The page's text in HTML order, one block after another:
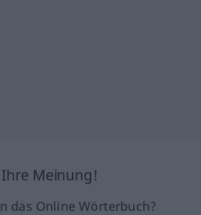
Ihre Meinung!
das Online Wörterbuch?